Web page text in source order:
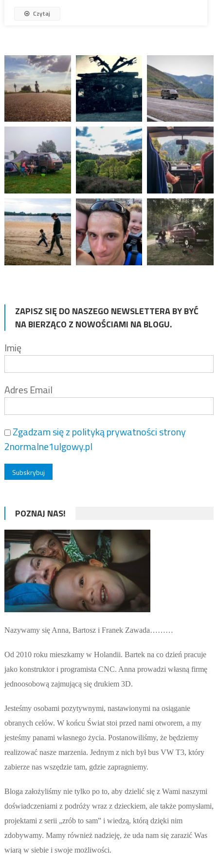
Czytaj
ZAPISZ SIĘ DO NASZEGO NEWSLETTERA BY BYĆ
NA BIERZĄCO Z NOWOŚCIAMI NA BLOGU.
Imię
Adres Email
Zgadzam się z polityką prywatności strony
2normalne1ulgowy.pl
POZNAJ NAS!
Nazywamy się Anna, Bartosz i Franek Zawada………
Od 2010 roku mieszkamy w Holandii. Bartek na co dzień pracuje
jako konstruktor i programista CNC. Anna prowadzi własną firmę
jednoosobową zajmującą się drukiem 3D.
Jesteśmy osobami pozytywnymi, nastawionymi na osiąganie
obranych celów. W końcu Świat stoi przed nami otworem, a my
jesteśmy panami własnego życia. Postanowiliśmy, że będziemy
realizować nasze marzenia. Jednym z nich był bus VW T3, który
zabierze nas wszędzie tam, gdzie zapragniemy.
Bloga założyliśmy nie tylko po to, aby dzielić się z Wami naszymi
doświadczeniami z podróży wraz z dzieckiem, ale także pomysłami,
projektami z serii „zrób to sam” i wiedzą, którą dzięki nim
zdobywamy. Mamy również nadzieję, że uda nam się zarazić Was
wiarą w siebie i swoje możliwości.